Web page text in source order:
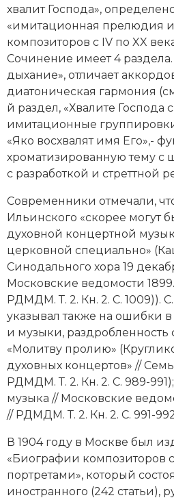
хвалит Господа»,
«имитационная прелюдия
композиторов с IV по XX
Сочинение имеет 4
дыхание», отличает
диатоническая гармония
й раздел, «Хвалите Господа
имитационные
«Яко восхвалят имя Его»,-
хроматизированную тему
с разработкой и стреттной
Современники отмечали,
Ильинского «скорее могут
духовной концертной
церковной специально»
Синодального хора 19
Московские ведомости
РДМДМ. Т. 2. Кн. 2. С. 1009)).
указывал также на ошибки
и музыки,
«Молитву пролию»
духовных концертов» //
РДМДМ. Т. 2. Кн. 2. С. 989-
музыка // Московские
// РДМДМ. Т. 2. Кн. 2. С. 991-
В 1904 году в Москве был
«Биографии композиторов с
портретами», который
иностранного (242 статьи),